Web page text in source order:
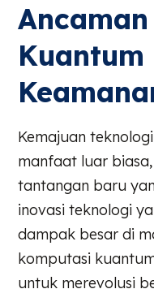
Kemajuan
manfaat luar
tantangan baru
inovasi teknologi
dampak besar di
komputasi
untuk merevolusi